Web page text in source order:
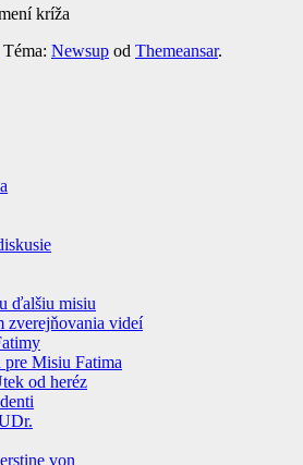
kríža
Téma: Newsup od Themeansar.
ďalšiu misiu
zverejňovania videí
Misiu Fatima
od heréz
von